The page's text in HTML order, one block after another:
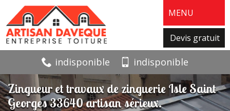
MENU
Devis gratuit
indisponible indisponible
Zingueur et travaux de zinguerie Isle Saint
Georges 33640 artisan sérieux.